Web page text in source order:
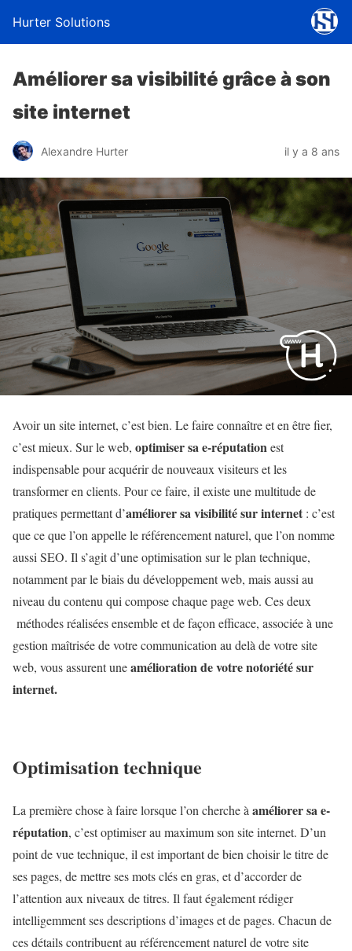
Hurter Solutions
Améliorer sa visibilité grâce à son
site internet
Alexandre Hurter il y a 8 ans
Avoir un site internet, c’est bien. Le faire connaître et en être fier,
c’est mieux. Sur le web, optimiser sa e-réputationest
indispensable pour acquérir de nouveaux visiteurs et les
transformer en clients. Pour ce faire, il existe une multitude de
pratiques permettant d’améliorer sa visibilité sur internet : c’est
que ce que l’on appelle le référencement naturel, que l’on nomme
aussi SEO. Il s’agit d’une optimisation sur le plan technique,
notamment par le biais du développement web, mais aussi au
niveau du contenu qui compose chaque page web. Ces deux
méthodes réalisées ensemble et de façon efficace, associée à une
gestion maîtrisée de votre communication au delà de votre site
web, vous assurent uneamélioration de votre notoriété sur
internet.
Optimisation technique
La première chose à faire lorsque l’on cherche à améliorer sa e-
réputation, c’est optimiser au maximum son site internet. D’un
point de vue technique, il est important de bien choisir le titre de
ses pages, de mettre ses mots clés en gras, et d’accorder de
l’attention aux niveaux de titres. Il faut également rédiger
intelligemment ses descriptions d’images et de pages. Chacun de
ces détails contribuent au référencement naturel de votre site